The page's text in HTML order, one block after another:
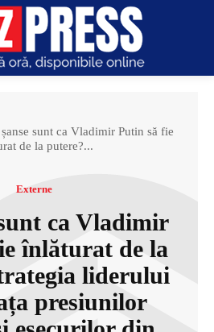
sunt ca Vladimir Putin să fie
de la putere?...
Externe
ca Vladimir
înlăturat de la
liderului
presiunilor